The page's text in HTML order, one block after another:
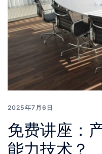
2025年7月6日
免费讲座：
能力技术？